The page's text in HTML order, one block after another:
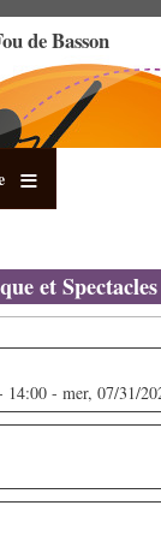
de Basson
et
14:00 - mer, 07/31/